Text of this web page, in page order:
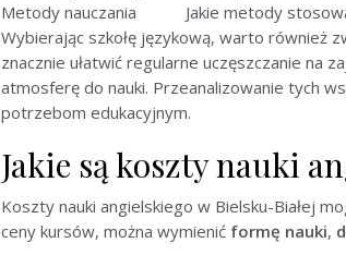
Metody nauczania
Jakie metody
Wybierając szkołę językową, warto również
znacznie ułatwić regularne uczęszczanie na
atmosferę do nauki. Przeanalizowanie tych
potrzebom edukacyjnym.
Jakie są koszty nauki
Koszty nauki angielskiego w Bielsku-Białej
ceny kursów, można wymienić formę nauki,